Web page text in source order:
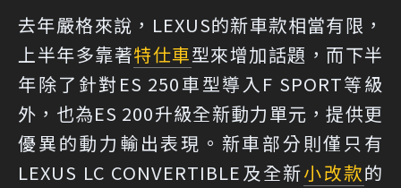
去年嚴格來說，LEXUS的新車款相當有限，
上半年多靠著特仕車型來增加話題，而下半
年除了針對ES 250車型導入F SPORT等級
外，也為ES 200升級全新動力單元，提供更
優異的動力輸出表現。新車部分則僅只有
LEXUS LC CONVERTIBLE及全新小改款的